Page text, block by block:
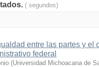
( segundos)
entre las partes y el
federal
(Universidad Michoacana de